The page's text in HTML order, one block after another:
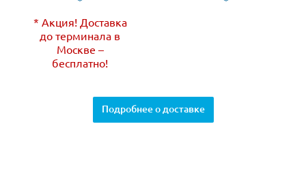
* Акция! Доставка
до терминала в
Москве –
бесплатно!
Подробнее о доставке